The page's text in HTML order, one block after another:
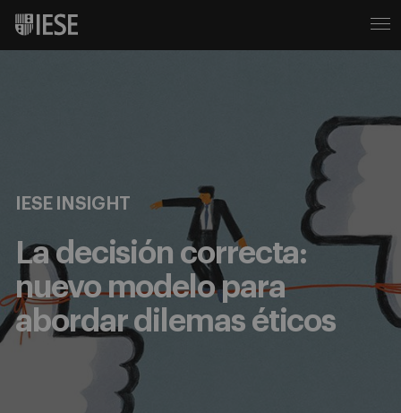
IESE INSIGHT
La decisión correcta:
nuevo modelo para
abordar dilemas éticos